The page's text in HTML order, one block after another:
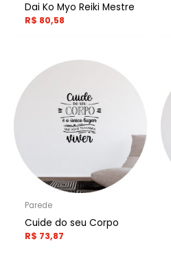
Dai Ko Myo Reiki Mestre
R$ 80,58
Parede
Cuide do seu Corpo
R$ 73,87